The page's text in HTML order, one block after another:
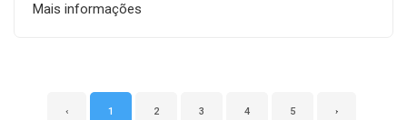
Mais informações
‹ 1 2 3 4 5 ›